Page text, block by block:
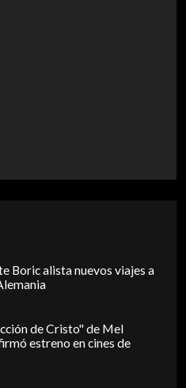
Boric alista nuevos viajes a
de Cristo" de Mel
estreno en cines de